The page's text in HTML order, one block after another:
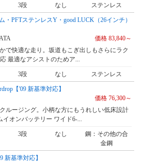
3段 なし ステンレス
・PFTステンレスY・good LUCK（26インチ）
価格 83,840～
で快適な走り。坂道もこぎ出しもさらにラク
最適なアシストのためア...
3段 なし ステンレス
【'09 新基準対応】
価格 76,300～
ルージング。小柄な方にもうれしい低床設計
オンバッテリー ワイド6-...
3段 なし
鋼：その他の合
金鋼
新基準対応】